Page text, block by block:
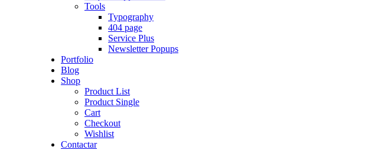
Tools
Typography
404 page
Service Plus
Newsletter Popups
Portfolio
Blog
Shop
Product List
Product Single
Cart
Checkout
Wishlist
Contactar